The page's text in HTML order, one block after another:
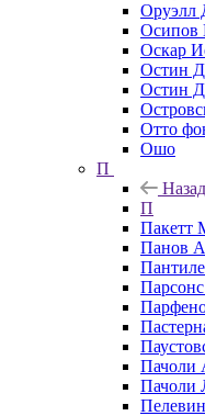
Оруэлл
Осипов
Оскар
Остин
Остин
Отто
Ошо
П
Назад
П
Пакетт
Панов
Пачоли
Пачоли